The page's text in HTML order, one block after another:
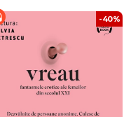
-40%